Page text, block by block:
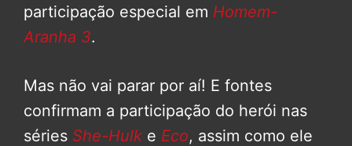
participação especial em Homem-
Aranha 3.
Mas não vai parar por aí! E fontes
confirmam a participação do herói nas
séries She-Hulk e Eco, assim como ele